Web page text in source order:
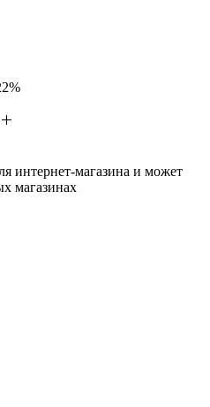
интернет-магазина и может
магазинах